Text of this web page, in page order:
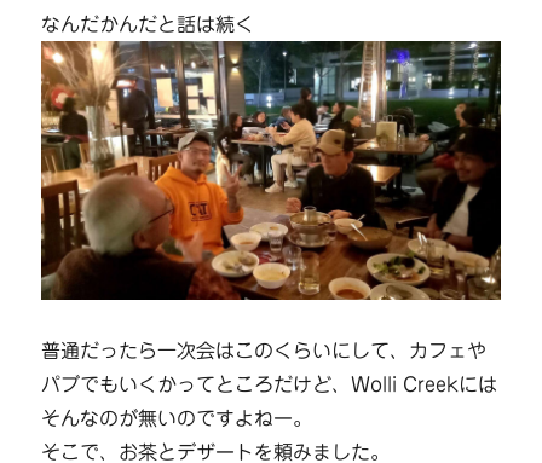
なんだかんだと話は続く
普通だったら一次会はこのくらいにして、カフェや
パブでもいくかってところだけど、Wolli Creekには
そんなのが無いのですよねー。
そこで、お茶とデザートを頼みました。